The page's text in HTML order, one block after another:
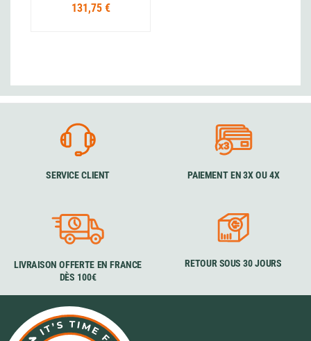
131,75 €
SERVICE CLIENT PAIEMENT EN 3X OU 4X
LIVRAISON OFFERTE EN FRANCE
DÈS 100€
RETOUR SOUS 30 JOURS